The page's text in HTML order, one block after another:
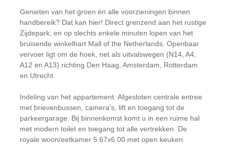
Genieten van het groen én alle voorzieningen binnen
handbereik? Dat kan hier! Direct grenzend aan het rustige
Zijdepark, en op slechts enkele minuten lopen van het
bruisende winkelhart Mall of the Netherlands. Openbaar
vervoer ligt om de hoek, net als uitvalswegen (N14, A4,
A12 en A13) richting Den Haag, Amsterdam, Rotterdam
en Utrecht.
Indeling van het appartement: Afgesloten centrale entree
met brievenbussen, camera's, lift en toegang tot de
parkeergarage. Bij binnenkomst komt u in een ruime hal
met modern toilet en toegang tot alle vertrekken. De
royale woon/eetkamer 5.67x6.00 met open keuken